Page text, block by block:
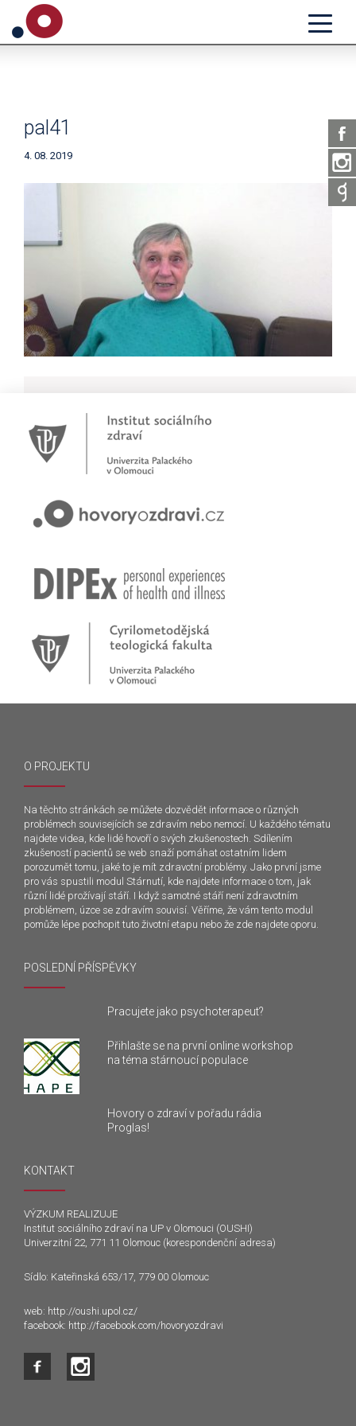
pal41
4. 08. 2019
Novinky
Přihlašte se na první online workshop na téma stárnoucí
Zkušenosti rodičů dětí s epilepsií
Začínáme nové téma! Sluchová vada u dětí
O PROJEKTU
Na těchto stránkách se můžete dozvědět informace o různých
problémech souvisejících se zdravím nebo nemocí. U každého tématu
najdete videa, kde lidé hovoří o svých zkušenostech. Sdílením
zkušeností pacientů se web snaží pomáhat ostatním lidem
porozumět tomu, jaké to je mít zdravotní problémy. Jako první jsme
pro vás spustili modul Stárnutí, kde najdete informace o tom, jak
různí lidé prožívají stáří. I když samotné stáří není zdravotním
problémem, úzce se zdravím souvisí. Věříme, že vám tento modul
pomůže lépe pochopit tuto životní etapu nebo že zde najdete oporu.
POSLEDNÍ PŘÍSPĚVKY
Pracujete jako psychoterapeut?
Přihlašte se na první online workshop
na téma stárnoucí populace
Hovory o zdraví v pořadu rádia
Proglas!
KONTAKT
VÝZKUM REALIZUJE
Institut sociálního zdraví na UP v Olomouci (OUSHI)
Univerzitní 22, 771 11 Olomouc (korespondenční adresa)
Sídlo: Kateřinská 653/17, 779 00 Olomouc
web: http://oushi.upol.cz/
facebook: http://facebook.com/hovoryozdravi